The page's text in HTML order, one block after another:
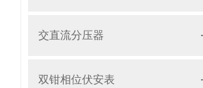
交直流分压器
双钳相位伏安表